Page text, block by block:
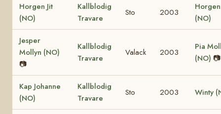
Horgen Jit
(NO)
Kallblodig
Travare
Sto 2003
(NO)
Jesper
Mollyn (NO)
📷
Kallblodig
Travare
Valack 2003
Pia
(NO) 📷
Kap Johanne
(NO)
Kallblodig
Travare
Sto 2003 Winty